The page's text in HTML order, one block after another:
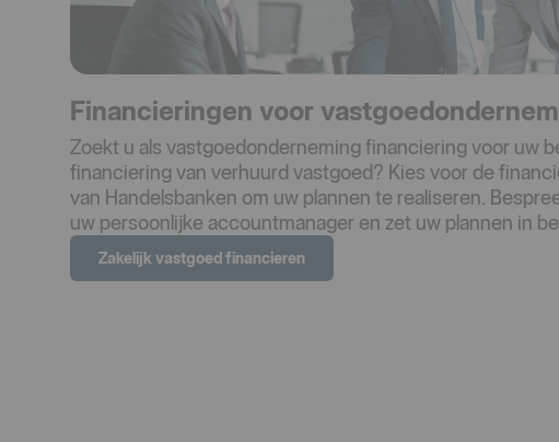
Financieringen voor
Zoekt u als vastgoedonderneming financiering voor uw
financiering van verhuurd vastgoed? Kies voor de
van Handelsbanken om uw plannen te realiseren.
uw persoonlijke accountmanager en zet uw plannen in
Zakelijk vastgoed financieren